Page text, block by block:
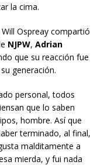
la cima.
Ospreay compartió
NJPW, Adrian
que su reacción fue
generación.
personal, todos
que lo saben
hombre. Así que
terminado, al final,
malditamente a
mierda, y fui nada